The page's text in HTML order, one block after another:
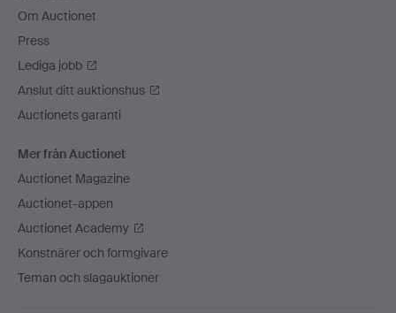
Om Auctionet
Press
Lediga jobb
Anslut ditt auktionshus
Auctionets garanti
Mer från Auctionet
Auctionet Magazine
Auctionet-appen
Auctionet Academy
Konstnärer och formgivare
Teman och slagauktioner